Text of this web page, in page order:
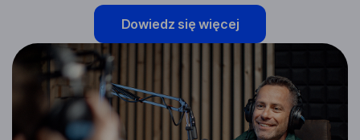
Dowiedz się więcej